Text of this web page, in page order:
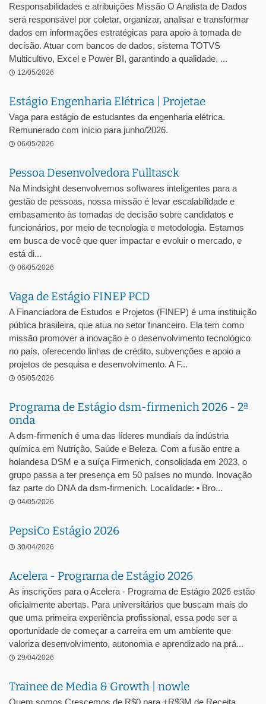
Responsabilidades e atribuições Missão O Analista de Dados
será responsável por coletar, organizar, analisar e transformar
dados em informações estratégicas para apoio à tomada de
decisão. Atuar com bancos de dados, sistema TOTVS
Multicultivo, Excel e Power BI, garantindo a qualidade, ...
12/05/2026
Estágio Engenharia Elétrica | Projetae
Vaga para estágio de estudantes da engenharia elétrica.
Remunerado com início para junho/2026.
06/05/2026
Pessoa Desenvolvedora Fulltasck
Na Mindsight desenvolvemos softwares inteligentes para a
gestão de pessoas, nossa missão é levar escalabilidade e
embasamento às tomadas de decisão sobre candidatos e
funcionários, por meio de tecnologia e metodologia. Estamos
em busca de você que quer impactar e evoluir o mercado, e
está di...
06/05/2026
Vaga de Estágio FINEP PCD
A Financiadora de Estudos e Projetos (FINEP) é uma instituição
pública brasileira, que atua no setor financeiro. Ela tem como
missão promover a inovação e o desenvolvimento tecnológico
no país, oferecendo linhas de crédito, subvenções e apoio a
projetos de pesquisa e desenvolvimento. A F...
05/05/2026
Programa de Estágio dsm-firmenich 2026 - 2ª
onda
A dsm-firmenich é uma das líderes mundiais da indústria
química em Nutrição, Saúde e Beleza. Com a fusão entre a
holandesa DSM e a suíça Firmenich, consolidada em 2023, o
grupo passa a ter presença em 50 países no mundo. Inovação
faz parte do DNA da dsm-firmenich. Localidade: • Bro...
04/05/2026
PepsiCo Estágio 2026
30/04/2026
Acelera - Programa de Estágio 2026
As inscrições para o Acelera - Programa de Estágio 2026 estão
oficialmente abertas. Para universitários que buscam mais do
que uma primeira experiência profissional, essa pode ser a
oportunidade de começar a carreira em um ambiente que
valoriza desenvolvimento, autonomia e aprendizado na prá...
29/04/2026
Trainee de Media & Growth | nowle
Quem somos Crescemos de R$0 para +R$3M de Receita